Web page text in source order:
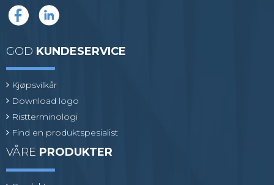
GOD KUNDESERVICE
Kjøpsvilkår
Download logo
Ristterminologi
Find en produktspesialist
VÅRE PRODUKTER